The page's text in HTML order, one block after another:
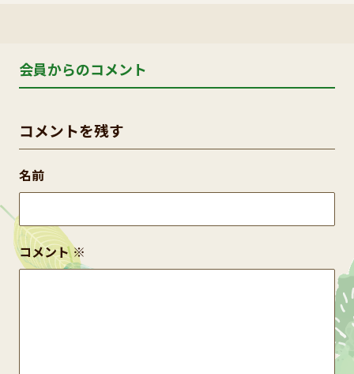
会員からのコメント
コメントを残す
コメント※
名前